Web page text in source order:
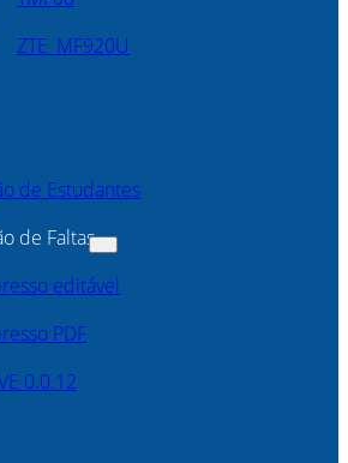
ZTE_MF920U
de Estudantes
de Faltas
editável
PDF
0.0.12